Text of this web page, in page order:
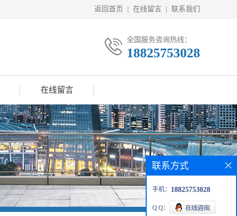
返回首页 在线留言 联系我们
全国服务咨询热线：
18825753028
在线留言
联系方式
手机： 18825753028
Q Q：